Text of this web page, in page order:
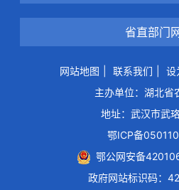
省直部门
网站地图 联系我们 设
主办单位：湖北省
地址：武汉市武
鄂ICP备
鄂公网安备
政府网站标识码：